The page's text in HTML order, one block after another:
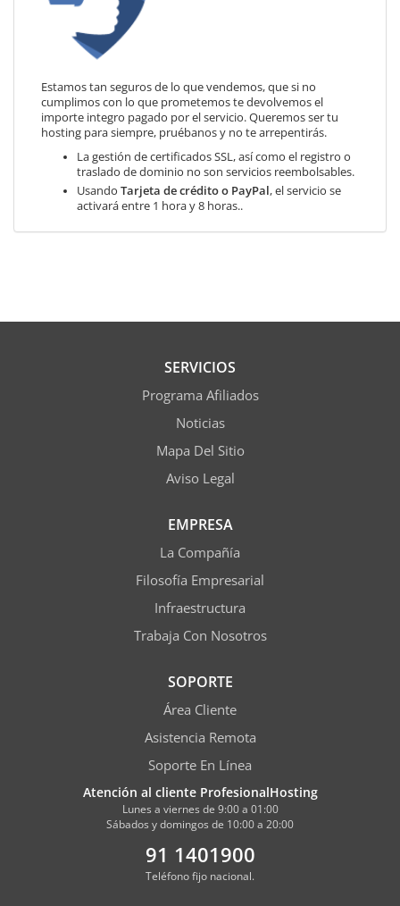
Estamos tan seguros de lo que vendemos, que si no
cumplimos con lo que prometemos te devolvemos el
importe integro pagado por el servicio. Queremos ser tu
hosting para siempre, pruébanos y no te arrepentirás.
La gestión de certificados SSL, así como el registro o
traslado de dominio no son servicios reembolsables.
Usando Tarjeta de crédito o PayPal, el servicio se
activará entre 1 hora y 8 horas..
SERVICIOS
Programa Afiliados
Noticias
Mapa Del Sitio
Aviso Legal
EMPRESA
La Compañía
Filosofía Empresarial
Infraestructura
Trabaja Con Nosotros
SOPORTE
Área Cliente
Asistencia Remota
Soporte En Línea
Atención al cliente ProfesionalHosting
Lunes a viernes de 9:00 a 01:00
Sábados y domingos de 10:00 a 20:00
91 1401900
Teléfono fijo nacional.